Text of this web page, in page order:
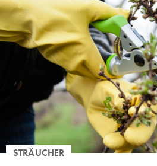
STRÄUCHER